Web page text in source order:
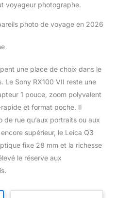
voyageur photographe.
photo de voyage en 2026
une place de choix dans le
Le Sony RX100 VII reste une
1 pouce, zoom polyvalent
et format poche. Il
rue qu’aux portraits ou aux
supérieur, le Leica Q3
fixe 28 mm et la richesse
le réserve aux